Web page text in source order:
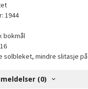
1944
bokmål
solbleket, mindre slitasje
(0)